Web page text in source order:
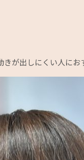
が出しにくい人にお